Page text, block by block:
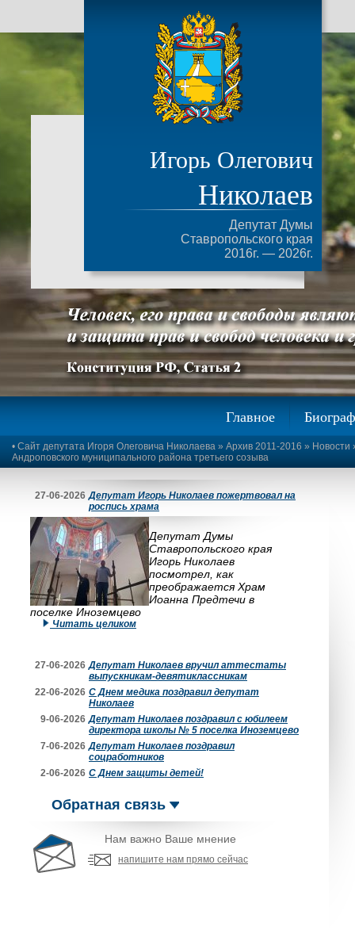
Игорь Олегович
Николаев
Депутат Думы
Ставропольского края
2016г. — 2026г.
Главное
• Сайт депутата Игоря Олеговича Николаева » Архив 2011-2016 » Новости
Андроповского муниципального района третьего созыва
27-06-2026 Депутат Игорь Николаев пожертвовал на
роспись храма
Депутат Думы
Ставропольского края
Игорь Николаев
посмотрел, как
преображается Храм
Иоанна Предтечи в
поселке Иноземцево
Читать целиком
27-06-2026 Депутат Николаев вручил аттестаты
выпускникам-девятиклассникам
22-06-2026 С Днем медика поздравил депутат
Николаев
9-06-2026 Депутат Николаев поздравил с юбилеем
директора школы № 5 поселка Иноземцево
7-06-2026 Депутат Николаев поздравил
соцработников
2-06-2026 С Днем защиты детей!
Обратная связь
Нам важно Ваше мнение
напишите нам прямо сейчас